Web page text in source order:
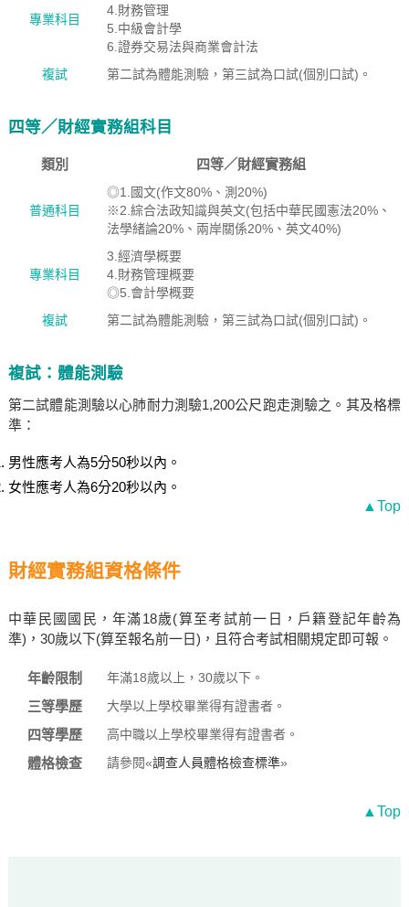
專業科目
4.財務管理
5.中級會計學
6.證券交易法與商業會計法
複試
第二試為體能測驗，第三試為口試(個別口試)。
四等／財經實務組科目
類別 四等／財經實務組
普通科目
◎1.國文(作文80%、測20%)
※2.綜合法政知識與英文(包括中華民國憲法20%、
法學緒論20%、兩岸關係20%、英文40%)
專業科目
3.經濟學概要
4.財務管理概要
◎5.會計學概要
複試
第二試為體能測驗，第三試為口試(個別口試)。
複試：體能測驗
第二試體能測驗以心肺耐力測驗1,200公尺跑走測驗之。其及格標
準：
男性應考人為5分50秒以內。
女性應考人為6分20秒以內。
▲Top
財經實務組資格條件
中華民國國民，年滿18歲(算至考試前一日，戶籍登記年齡為
準)，30歲以下(算至報名前一日)，且符合考試相關規定即可報。
年齡限制 年滿18歲以上，30歲以下。
三等學歷 大學以上學校畢業得有證書者。
四等學歷 高中職以上學校畢業得有證書者。
體格檢查 請參閱«調查人員體格檢查標準»
▲Top